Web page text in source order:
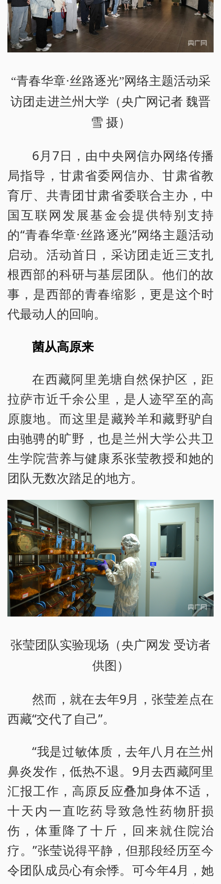
“青春华章·丝路逐光”网络主题活动采
访团走进兰州大学（央广网记者 魏晋
雪 摄）
6月7日，由中央网信办网络传播
局指导，甘肃省委网信办、甘肃省教
育厅、共青团甘肃省委联合主办，中
国互联网发展基金会提供特别支持
的“青春华章·丝路逐光”网络主题活动
启动。活动首日，采访团走近三支扎
根西部的科研与基层团队。他们的故
事，是西部的青春缩影，更是这个时
代最动人的回响。
菌从高原来
在西藏阿里羌塘自然保护区，距
拉萨市近千余公里，是人迹罕至的高
原腹地。而这里是藏羚羊和藏野驴自
由驰骋的旷野，也是兰州大学公共卫
生学院营养与健康系张莹教授和她的
团队无数次踏足的地方。
张莹团队实验现场（央广网发 受访者
供图）
然而，就在去年9月，张莹差点在
西藏“交代了自己”。
“我是过敏体质，去年八月在兰州
鼻炎发作，低热不退。9月去西藏阿里
汇报工作，高原反应叠加身体不适，
十天内一直吃药导致急性药物肝损
伤，体重降了十斤，回来就住院治
疗。”张莹说得平静，但那段经历至今
令团队成员心有余悸。可今年4月，她